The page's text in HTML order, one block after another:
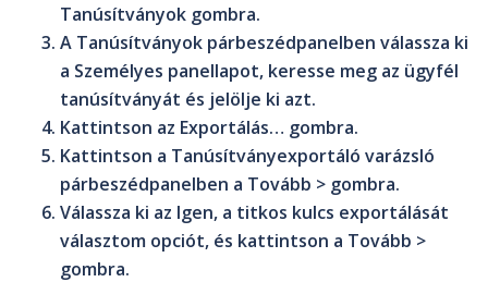
Tanúsítványok gombra.
A Tanúsítványok párbeszédpanelben válassza ki
a Személyes panellapot, keresse meg az ügyfél
tanúsítványát és jelölje ki azt.
Kattintson az Exportálás… gombra.
Kattintson a Tanúsítványexportáló varázsló
párbeszédpanelben a Tovább > gombra.
Válassza ki az Igen, a titkos kulcs exportálását
választom opciót, és kattintson a Tovább >
gombra.